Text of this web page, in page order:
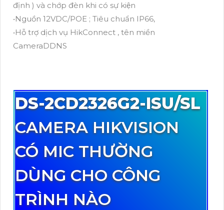
định ) và chớp đèn khi có sự kiện
•Nguồn 12VDC/POE ; Tiêu chuẩn IP66,
•Hỗ trợ dịch vụ HikConnect , tên miền
CameraDDNS
DS-2CD2326G2-ISU/SL
CAMERA HIKVISION
CÓ MIC THƯỜNG
DÙNG CHO CÔNG
TRÌNH NÀO